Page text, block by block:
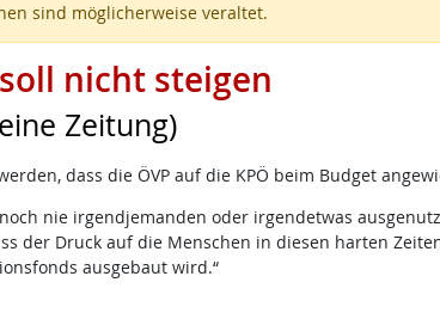
sind möglicherweise veraltet.
nicht steigen
Zeitung)
dass die ÖVP auf die KPÖ beim Budget
nie irgendjemanden oder irgendetwas
der Druck auf die Menschen in diesen harten
ausgebaut wird.“